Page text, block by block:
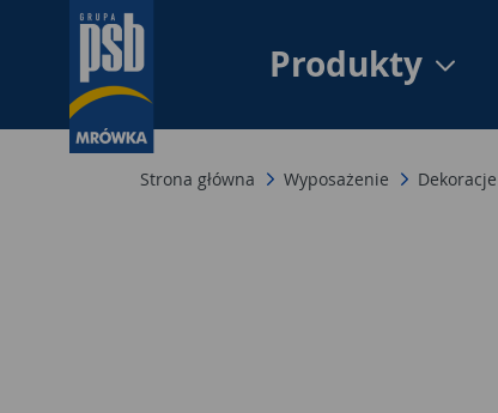
Produkty
Strona główna Wyposażenie Dekoracje